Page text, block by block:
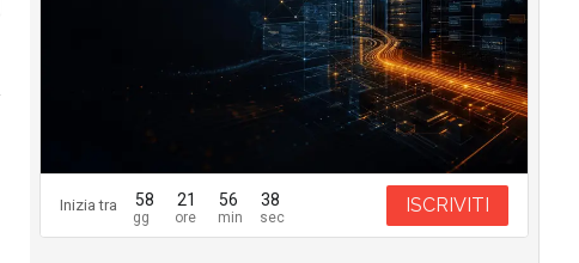
Inizia tra 58 21 56 37 ISCRIVITI